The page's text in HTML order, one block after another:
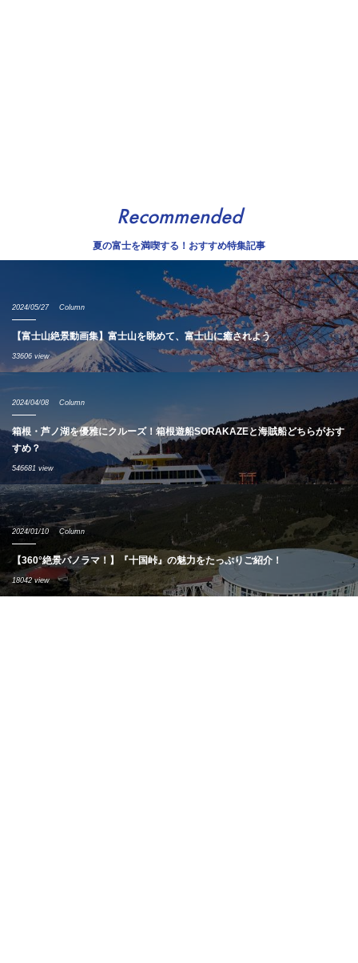
Recommended
夏の富士を満喫する！おすすめ特集記事
2024/05/27 Column
【富士山絶景動画集】富士山を眺めて、富士山に癒されよう
33606 view
2024/04/08 Column
箱根・芦ノ湖を優雅にクルーズ！箱根遊船SORAKAZEと海賊船どちらがおす
すめ？
546681 view
2024/01/10 Column
【360°絶景パノラマ！】『十国峠』の魅力をたっぷりご紹介！
18042 view